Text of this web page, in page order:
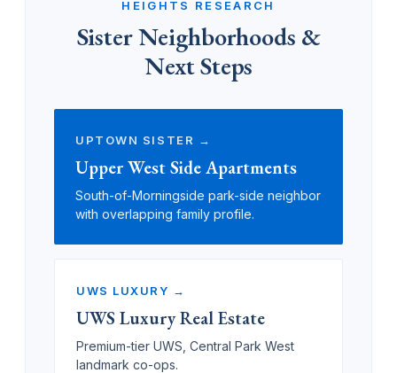
HEIGHTS RESEARCH
Sister Neighborhoods &
Next Steps
UPTOWN SISTER →
Upper West Side Apartments
South-of-Morningside park-side neighbor
with overlapping family profile.
UWS LUXURY →
UWS Luxury Real Estate
Premium-tier UWS, Central Park West
landmark co-ops.